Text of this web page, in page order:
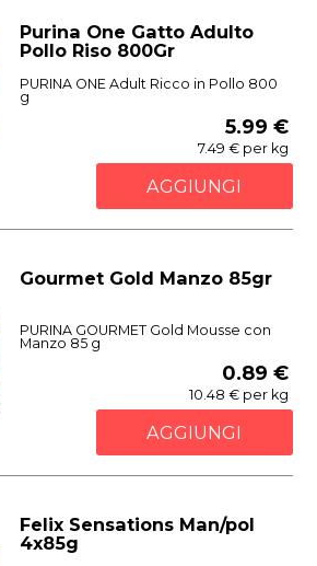
Purina One Gatto Adulto
Pollo Riso 800Gr
PURINA ONE Adult Ricco in Pollo 800
g
5.99 €
7.49 € per kg
AGGIUNGI
Gourmet Gold Manzo 85gr
PURINA GOURMET Gold Mousse con
Manzo 85 g
0.89 €
10.48 € per kg
AGGIUNGI
Felix Sensations Man/pol
4x85g